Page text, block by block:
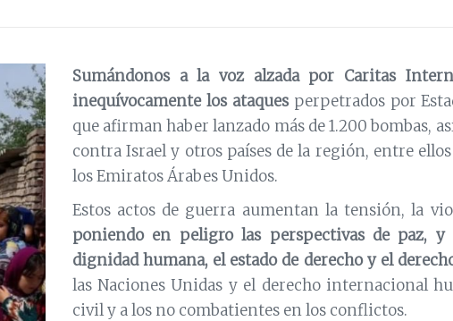
Sumándonos a la voz alzada por Caritas
inequívocamente los ataquesperpetrados por
que afirman haber lanzado más de 1.200 bombas,
contra Israel y otros países de la región, entre
los Emiratos Árabes Unidos.
Estos actos de guerra aumentan la tensión, la
poniendo en peligro las perspectivas de paz,
dignidad humana, el estado de derecho y el
las Naciones Unidas y el derecho internacional
civil y a los no combatientes en los conflictos.